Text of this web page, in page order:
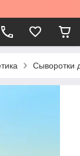
Сыворотки